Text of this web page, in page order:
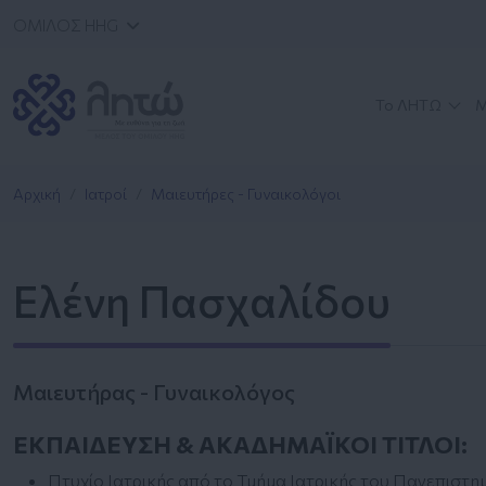
Αρχική Ιατροί Μαιευτήρες - Γυναικολόγοι
Ελένη Πασχαλίδου
Μαιευτήρας - Γυναικολόγος
ΕΚΠΑΙΔΕΥΣΗ & ΑΚΑΔΗΜΑΪΚΟΙ ΤΙΤΛΟΙ:
Πτυχίο Ιατρικής από το Τμήμα Ιατρικής του